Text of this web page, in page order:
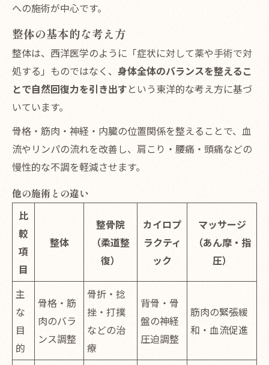
への施術が中心です。
整体の基本的な考え方
整体は、西洋医学のように「症状に対して薬や手術で対
処する」ものではなく、 身体全体のバランスを整えるこ
とで自然回復力を引き出すという東洋的な考え方に基づ
いています。
骨格・筋肉・神経・内臓の位置関係を整えることで、血
流やリンパの流れを改善し、肩こり・腰痛・頭痛などの
慢性的な不調を軽減させます。
他の施術との違い
比
較
項
目
整体
整骨院
（柔道整
復）
カイロプ
ラクティ
ック
マッサージ
（あん摩・指
圧）
主
な
目
的
骨格・筋
肉のバラ
ンス調整
骨折・捻
挫・打撲
などの治
療
背骨・骨
盤の神経
圧迫調整
筋肉の緊張緩
和・血流促進